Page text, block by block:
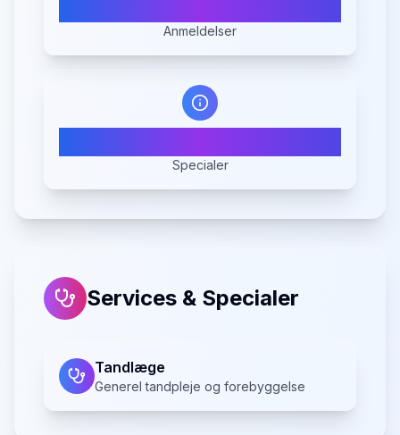
Anmeldelser
Specialer
Services & Specialer
Tandlæge
Generel tandpleje og forebyggelse